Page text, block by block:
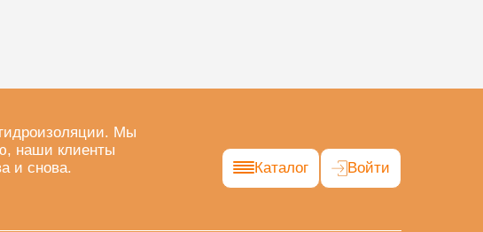
Мы
наши клиенты
и снова.
Каталог Войти